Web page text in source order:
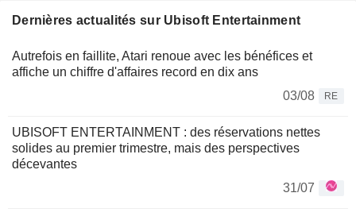
Dernières actualités sur Ubisoft Entertainment
Autrefois en faillite, Atari renoue avec les bénéfices et
affiche un chiffre d'affaires record en dix ans
03/08
RE
UBISOFT ENTERTAINMENT : des réservations nettes
solides au premier trimestre, mais des perspectives
décevantes
31/07